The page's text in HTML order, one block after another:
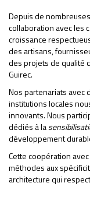
Depuis de
collaboration avec les
croissance
des artisans,
des projets de qualité
Guirec.
Nos partenariats avec
institutions locales
innovants. Nous
dédiés à la
développement
Cette coopération
méthodes aux
architecture qui